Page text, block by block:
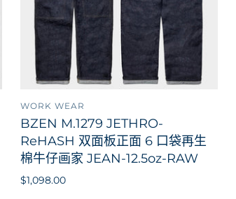
WORK WEAR
BZEN M.1279 JETHRO-
ReHASH 双面板正面 6 口袋再生
棉牛仔画家 JEAN-12.5oz-RAW
$1,098.00